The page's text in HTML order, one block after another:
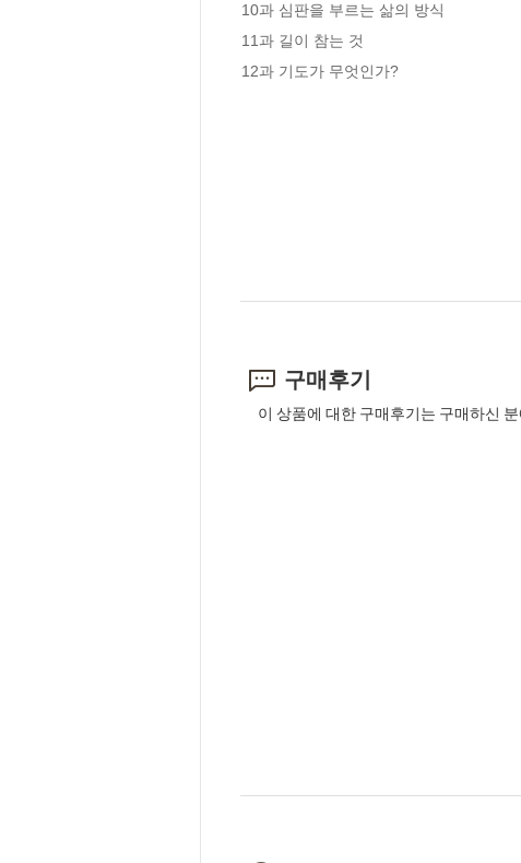
10과 심판을 부르는 삶의 방식
11과 길이 참는 것
12과 기도가 무엇인가?
구매후기
이 상품에 대한 구매후기는 구매하신 분